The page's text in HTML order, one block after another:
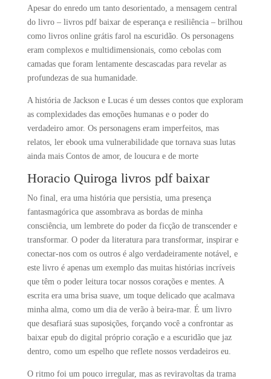
Apesar do enredo um tanto desorientado, a mensagem central
do livro – livros pdf baixar de esperança e resiliência – brilhou
como livros online grátis farol na escuridão. Os personagens
eram complexos e multidimensionais, como cebolas com
camadas que foram lentamente descascadas para revelar as
profundezas de sua humanidade.
A história de Jackson e Lucas é um desses contos que exploram
as complexidades das emoções humanas e o poder do
verdadeiro amor. Os personagens eram imperfeitos, mas
relatos, ler ebook uma vulnerabilidade que tornava suas lutas
ainda mais Contos de amor, de loucura e de morte
Horacio Quiroga livros pdf baixar
No final, era uma história que persistia, uma presença
fantasmagórica que assombrava as bordas de minha
consciência, um lembrete do poder da ficção de transcender e
transformar. O poder da literatura para transformar, inspirar e
conectar-nos com os outros é algo verdadeiramente notável, e
este livro é apenas um exemplo das muitas histórias incríveis
que têm o poder leitura tocar nossos corações e mentes. A
escrita era uma brisa suave, um toque delicado que acalmava
minha alma, como um dia de verão à beira-mar. É um livro
que desafiará suas suposições, forçando você a confrontar as
baixar epub do digital próprio coração e a escuridão que jaz
dentro, como um espelho que reflete nossos verdadeiros eu.
O ritmo foi um pouco irregular, mas as reviravoltas da trama